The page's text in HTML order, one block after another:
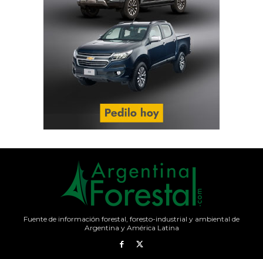
Fuente de información forestal, foresto-industrial y ambiental de
Argentina y América Latina